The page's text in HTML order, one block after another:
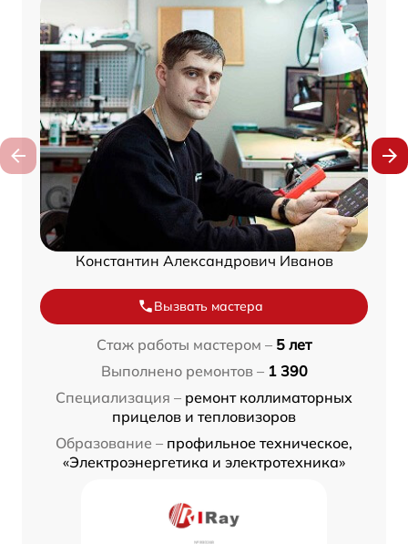
Константин Александрович Иванов
Вызвать мастера
Стаж работы мастером – 5 лет
Выполнено ремонтов – 1 390
Специализация – ремонт коллиматорных
прицелов и тепловизоров
Образование – профильное техническое,
«Электроэнергетика и электротехника»